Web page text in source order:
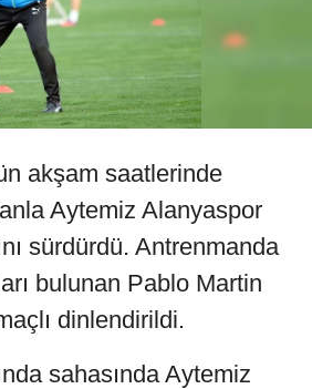
akşam saatlerinde
Aytemiz Alanyaspor
sürdürdü. Antrenmanda
bulunan Pablo Martin
dinlendirildi.
sahasında Aytemiz